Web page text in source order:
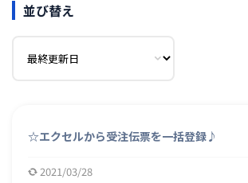
並び替え
☆エクセルから受注伝票を一括登録♪
2021/03/28